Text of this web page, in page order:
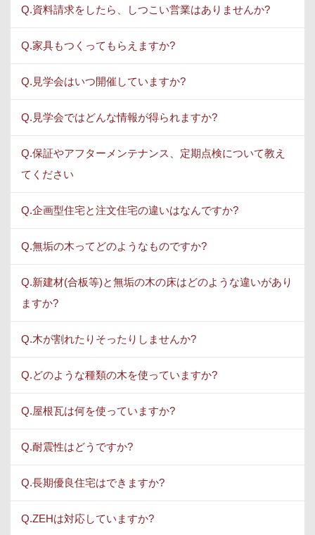
Q.資料請求をしたら、しつこい営業はありませんか?
Q.家具もつくってもらえますか?
Q.見学会はいつ開催していますか?
Q.見学会ではどんな情報が得られますか?
Q.保証やアフターメンテナンス、定期点検について教え
てください
Q.企画型住宅と注文住宅の違いはなんですか?
Q.無垢の木ってどのようなものですか?
Q.新建材(合板等)と無垢の木の床はどのような違いがあり
ますか?
Q.木が割れたりそったりしませんか?
Q.どのような種類の木を使っていますか?
Q.屋根瓦は何を使っていますか?
Q.耐震性はどうですか?
Q.長期優良住宅はできますか?
Q.ZEHは対応していますか?